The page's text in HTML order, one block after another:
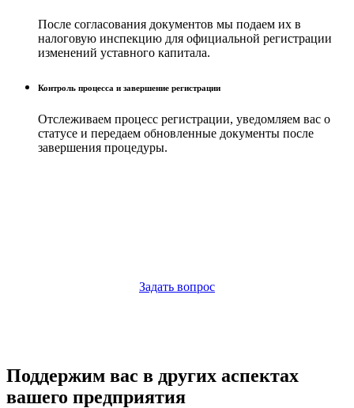
После согласования документов мы подаем их в
налоговую инспекцию для официальной регистрации
изменений уставного капитала.
Контроль процесса и завершение регистрации
Отслеживаем процесс регистрации, уведомляем вас о
статусе и передаем обновленные документы после
завершения процедуры.
Задать вопрос
Поддержим вас в других аспектах
вашего предприятия